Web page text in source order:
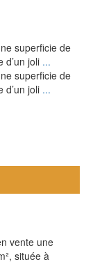
superficie de
d’un joli ...
superficie de
d’un joli ...
vente une
située à